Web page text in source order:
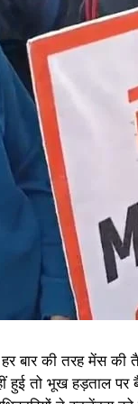
बार की तरह मेंस की
हुई तो भूख हड़ताल पर